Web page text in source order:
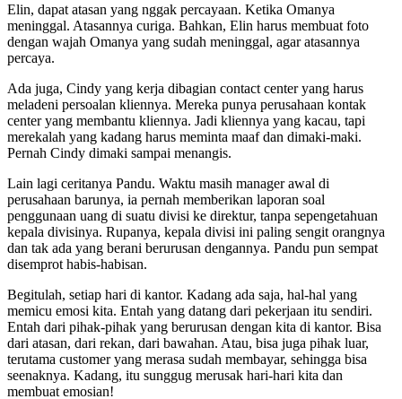
Elin, dapat atasan yang nggak percayaan. Ketika Omanya
meninggal. Atasannya curiga. Bahkan, Elin harus membuat foto
dengan wajah Omanya yang sudah meninggal, agar atasannya
percaya.
Ada juga, Cindy yang kerja dibagian contact center yang harus
meladeni persoalan kliennya. Mereka punya perusahaan kontak
center yang membantu kliennya. Jadi kliennya yang kacau, tapi
merekalah yang kadang harus meminta maaf dan dimaki-maki.
Pernah Cindy dimaki sampai menangis.
Lain lagi ceritanya Pandu. Waktu masih manager awal di
perusahaan barunya, ia pernah memberikan laporan soal
penggunaan uang di suatu divisi ke direktur, tanpa sepengetahuan
kepala divisinya. Rupanya, kepala divisi ini paling sengit orangnya
dan tak ada yang berani berurusan dengannya. Pandu pun sempat
disemprot habis-habisan.
Begitulah, setiap hari di kantor. Kadang ada saja, hal-hal yang
memicu emosi kita. Entah yang datang dari pekerjaan itu sendiri.
Entah dari pihak-pihak yang berurusan dengan kita di kantor. Bisa
dari atasan, dari rekan, dari bawahan. Atau, bisa juga pihak luar,
terutama customer yang merasa sudah membayar, sehingga bisa
seenaknya. Kadang, itu sunggug merusak hari-hari kita dan
membuat emosian!